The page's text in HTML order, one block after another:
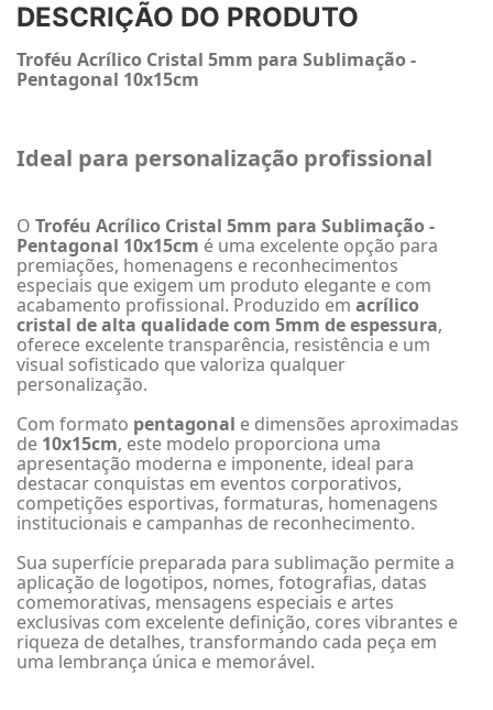
DESCRIÇÃO DO PRODUTO
Troféu Acrílico Cristal 5mm para Sublimação -
Pentagonal 10x15cm
Ideal para personalização profissional
O Troféu Acrílico Cristal 5mm para Sublimação -
Pentagonal 10x15cm é uma excelente opção para
premiações, homenagens e reconhecimentos
especiais que exigem um produto elegante e com
acabamento profissional. Produzido em acrílico
cristal de alta qualidade com 5mm de espessura,
oferece excelente transparência, resistência e um
visual sofisticado que valoriza qualquer
personalização.
Com formato pentagonal e dimensões aproximadas
de 10x15cm, este modelo proporciona uma
apresentação moderna e imponente, ideal para
destacar conquistas em eventos corporativos,
competições esportivas, formaturas, homenagens
institucionais e campanhas de reconhecimento.
Sua superfície preparada para sublimação permite a
aplicação de logotipos, nomes, fotografias, datas
comemorativas, mensagens especiais e artes
exclusivas com excelente definição, cores vibrantes e
riqueza de detalhes, transformando cada peça em
uma lembrança única e memorável.